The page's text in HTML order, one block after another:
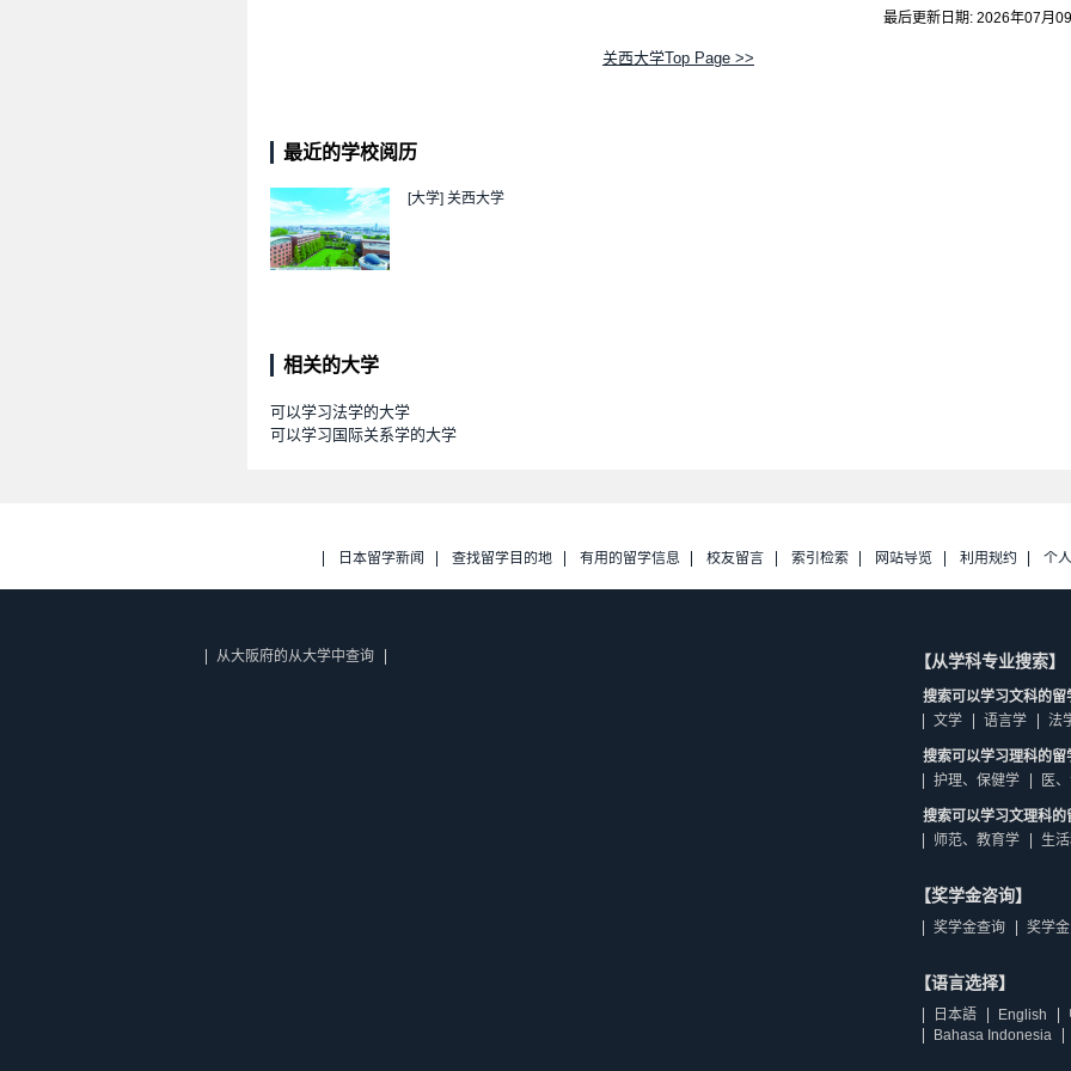
最后更新日期: 2026年07月
关西大学Top Page >>
最近的学校阅历
[大学] 关西大学
相关的大学
可以学习法学的大学
可以学习国际关系学的大学
日本留学新闻 查找留学目的地 有用的留学信息 校友留言 索引检索 网站导览 利用规约 个
从大阪府的从大学中查询 【从学科专业搜索】
搜索可以学习文科的留
文学
语言学 法
搜索可以学习理科的留
护理、保健学
医
搜索可以学习文理科的
师范、教育学
生
【奖学金咨询】
奖学金查询 奖学金
【语言选择】
日本語 English
Bahasa Indonesia